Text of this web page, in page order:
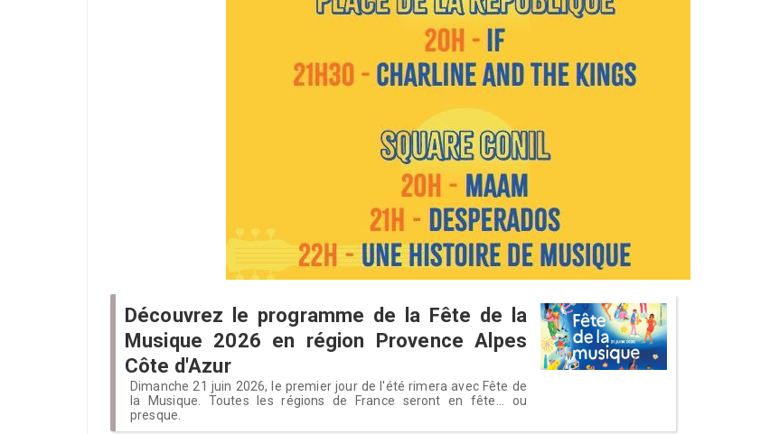
Découvrez le programme de la Fête de la
Musique 2026 en région Provence Alpes
Côte d'Azur
Dimanche 21 juin 2026, le premier jour de l'été rimera avec Fête de
la Musique. Toutes les régions de France seront en fête... ou
presque.